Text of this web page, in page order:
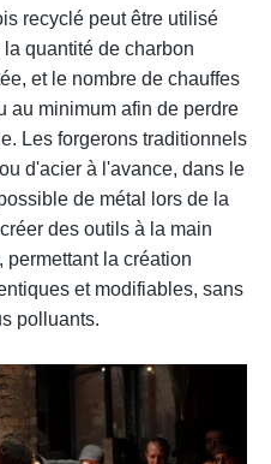
recyclé peut être utilisé
quantité de charbon
et le nombre de chauffes
au minimum afin de perdre
Les forgerons traditionnels
d'acier à l'avance, dans le
de métal lors de la
des outils à la main
la création
et modifiables, sans
polluants.